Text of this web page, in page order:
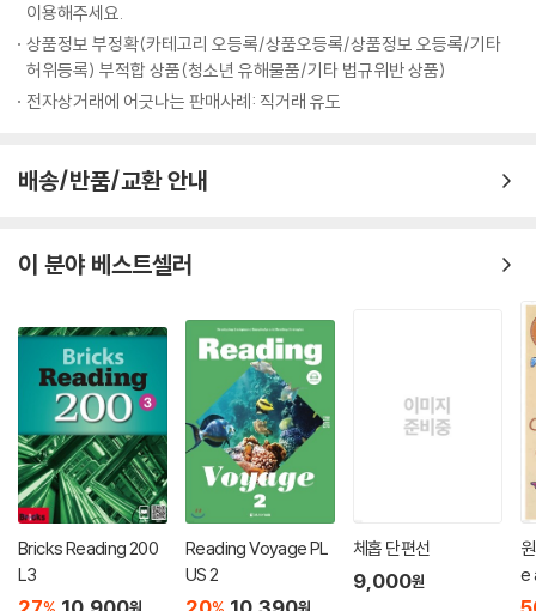
이용해주세요.
상품정보 부정확(카테고리 오등록/상품오등록/상품정보 오등록/기타
허위등록) 부적합 상품(청소년 유해물품/기타 법규위반 상품)
전자상거래에 어긋나는 판매사례: 직거래 유도
배송/반품/교환 안내
이 분야 베스트셀러
Bricks Reading 200
L3
Reading Voyage PL
US 2
체홉 단편선
9,000원
e